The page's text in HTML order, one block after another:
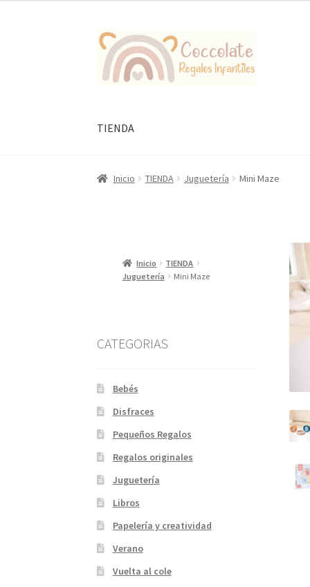
Ir
la
Ir
al
contenido
TIENDA
Inicio TIENDA Juguetería Mini Maze
Inicio
TIENDA
Juguetería
Mini Maze
CATEGORIAS
Bebés
Disfraces
Pequeños Regalos
Regalos originales
Juguetería
Libros
Papelería y creatividad
Verano
Vuelta al cole